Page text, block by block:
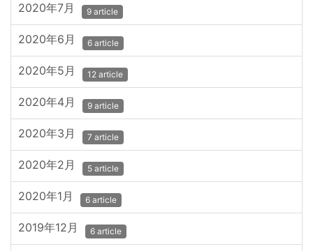
2020年7月 9 article
2020年6月 6 article
2020年5月 12 article
2020年4月 9 article
2020年3月 7 article
2020年2月 5 article
2020年1月 6 article
2019年12月 6 article